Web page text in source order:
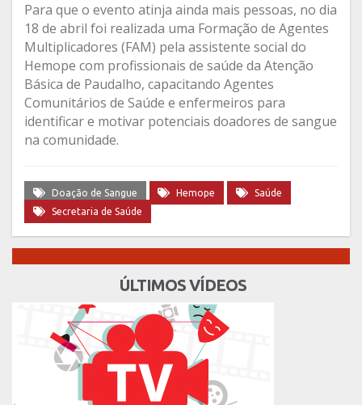
Para que o evento atinja ainda mais pessoas, no dia
18 de abril foi realizada uma Formação de Agentes
Multiplicadores (FAM) pela assistente social do
Hemope com profissionais de saúde da Atenção
Básica de Paudalho, capacitando Agentes
Comunitários de Saúde e enfermeiros para
identificar e motivar potenciais doadores de sangue
na comunidade.
Doação de Sangue Hemope
Saúde
Secretaria de Saúde
ÚLTIMOS VÍDEOS